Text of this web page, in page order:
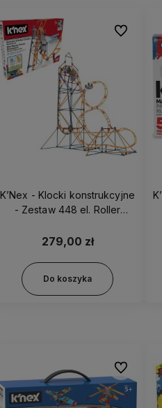
K’Nex - Klocki konstrukcyjne
- Zestaw 448 el. Roller
279,00 zł
Do koszyka
Do
Do